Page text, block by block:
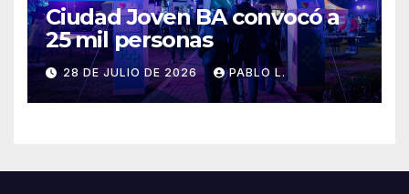
Ciudad Joven BA convocó a
25 mil personas
28 DE JULIO DE 2026 PABLO L.